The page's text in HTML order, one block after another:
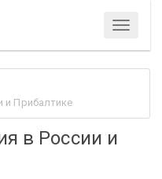
Меню
и Прибалтике
в России и